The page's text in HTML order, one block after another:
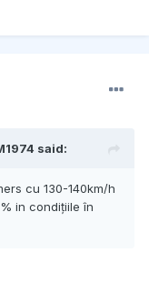
said:
cu 130-140km/h
in condițiile în